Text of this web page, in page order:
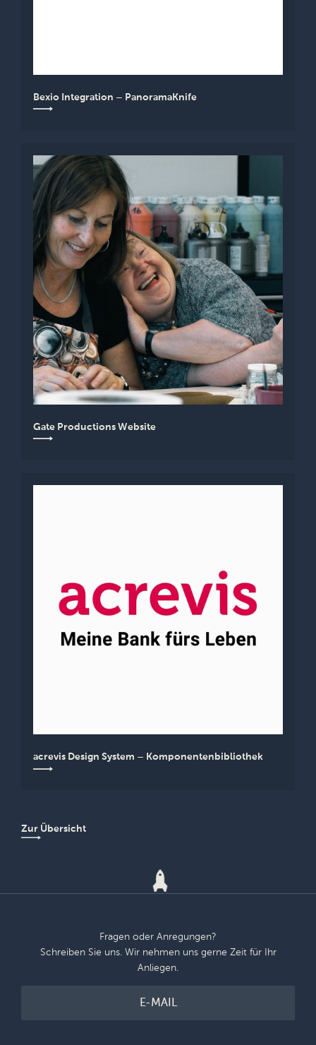
Bexio Integration – PanoramaKnife
Gate Productions Website
acrevis Design System – Komponentenbibliothek
Zur Übersicht
Fragen oder Anregungen?
Schreiben Sie uns. Wir nehmen uns gerne Zeit für Ihr
Anliegen.
E-MAIL